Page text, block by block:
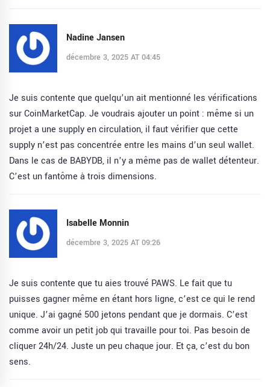
Nadine Jansen
décembre 3, 2025 AT 04:45
Je suis contente que quelqu’un ait mentionné les vérifications
sur CoinMarketCap. Je voudrais ajouter un point : même si un
projet a une supply en circulation, il faut vérifier que cette
supply n’est pas concentrée entre les mains d’un seul wallet.
Dans le cas de BABYDB, il n’y a même pas de wallet détenteur.
C’est un fantôme à trois dimensions.
Isabelle Monnin
décembre 3, 2025 AT 09:26
Je suis contente que tu aies trouvé PAWS. Le fait que tu
puisses gagner même en étant hors ligne, c’est ce qui le rend
unique. J’ai gagné 500 jetons pendant que je dormais. C’est
comme avoir un petit job qui travaille pour toi. Pas besoin de
cliquer 24h/24. Juste un peu chaque jour. Et ça, c’est du bon
sens.